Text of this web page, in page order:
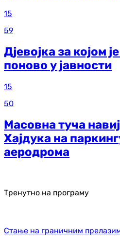
15
59
Дјевојка за којом
поново у јавности
15
50
Масовна туча
Хајдука на
аеродрома
Тренутно на програму
Стање на граничним